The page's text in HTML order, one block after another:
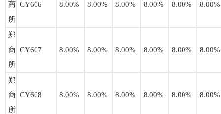
商
所
CY606 8.00% 8.00% 8.00% 8.00% 8.00% 8.00%
郑
商
所
CY607 8.00% 8.00% 8.00% 8.00% 8.00% 8.00%
郑
商
所
CY608 8.00% 8.00% 8.00% 8.00% 8.00% 8.00%